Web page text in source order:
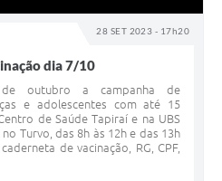
28 SET 2023 - 17h20
dia 7/10
outubro a campanha de
e adolescentes com até 15
de Saúde Tapiraí e na UBS
Turvo, das 8h às 12h e das 13h
de vacinação, RG, CPF,